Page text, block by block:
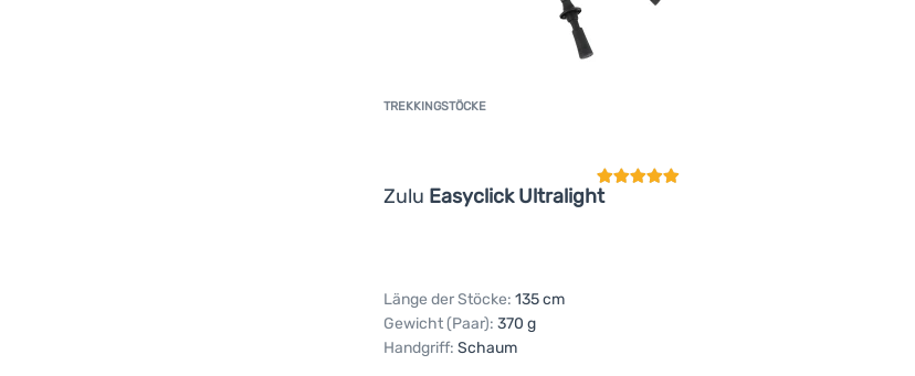
TREKKINGSTÖCKE
Zulu Easyclick Ultralight
Länge der Stöcke: 135 cm
Gewicht (Paar): 370 g
Handgriff: Schaum